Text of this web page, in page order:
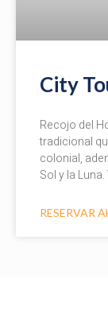
City
Recojo del
tradicional
colonial,
Sol y la
RESERVAR